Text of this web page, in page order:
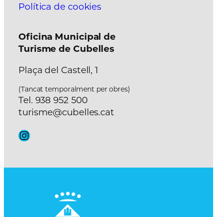
Política de cookies
Oficina Municipal de
Turisme de Cubelles
Plaça del Castell, 1
(Tancat temporalment per obres)
Tel. 938 952 500
turisme@cubelles.cat
Instagram